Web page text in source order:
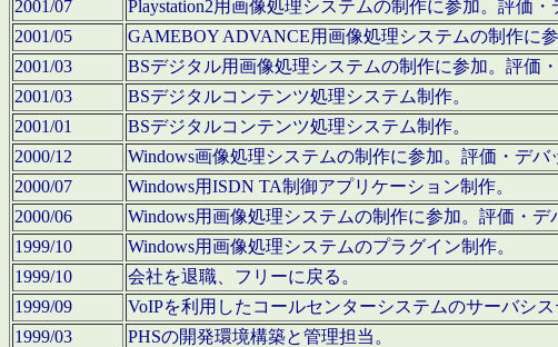
2001/07
Playstation2用画像処理システムの制作に参加。評価
2001/05
GAMEBOY ADVANCE用画像処理システムの制作に
2001/03
BSデジタル用画像処理システムの制作に参加。評価
2001/03
BSデジタルコンテンツ処理システム制作。
2001/01
BSデジタルコンテンツ処理システム制作。
2000/12
Windows画像処理システムの制作に参加。評価・デバ
2000/07
Windows用ISDN TA制御アプリケーション制作。
2000/06
Windows用画像処理システムの制作に参加。評価・デ
1999/10
Windows用画像処理システムのプラグイン制作。
1999/10
会社を退職、フリーに戻る。
1999/09
VoIPを利用したコールセンターシステムのサーバシス
1999/03
PHSの開発環境構築と管理担当。